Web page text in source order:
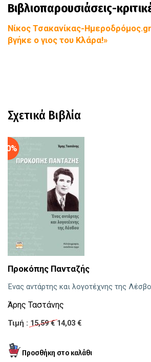
Βιβλιοπαρουσιάσεις-
Νίκος Τσακανίκας-
βγήκε ο γιος του Κλάρα!»
Σχετικά Βιβλία
Προκόπης Πανταζής
Ένας αντάρτης και λογοτέχνης της
Άρης Ταστάνης
Τιμή : 15,59 €14,03 €